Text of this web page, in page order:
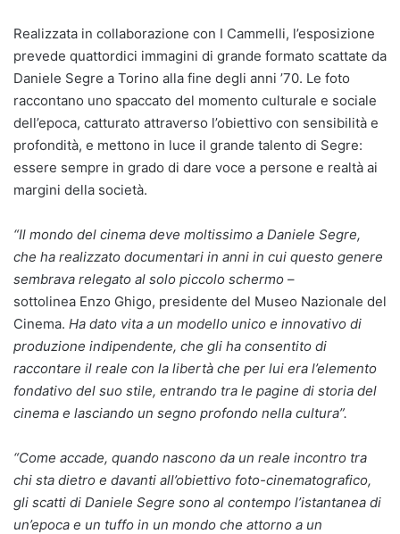
Realizzata in collaborazione con I Cammelli, l’esposizione
prevede quattordici immagini di grande formato scattate da
Daniele Segre a Torino alla fine degli anni ’70. Le foto
raccontano uno spaccato del momento culturale e sociale
dell’epoca, catturato attraverso l’obiettivo con sensibilità e
profondità, e mettono in luce il grande talento di Segre:
essere sempre in grado di dare voce a persone e realtà ai
margini della società.
“Il mondo del cinema deve moltissimo a Daniele Segre,
che ha realizzato documentari in anni in cui questo genere
sembrava relegato al solo piccolo schermo –
sottolinea Enzo Ghigo, presidente del Museo Nazionale del
Cinema. Ha dato vita a un modello unico e innovativo di
produzione indipendente, che gli ha consentito di
raccontare il reale con la libertà che per lui era l’elemento
fondativo del suo stile, entrando tra le pagine di storia del
cinema e lasciando un segno profondo nella cultura”.
“Come accade, quando nascono da un reale incontro tra
chi sta dietro e davanti all’obiettivo foto-cinematografico,
gli scatti di Daniele Segre sono al contempo l’istantanea di
un’epoca e un tuffo in un mondo che attorno a un